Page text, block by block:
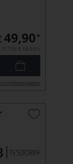
49,90 *
€ 66,53/L